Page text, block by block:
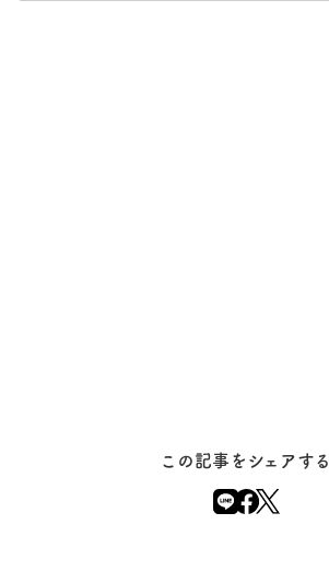
この記事をシェアする